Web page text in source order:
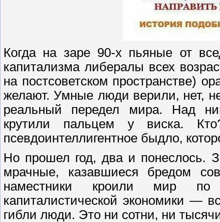
Когда на заре 90-х пьяные от
капитализма либералы всех
на постсоветском пространстве)
желают. Умные люди верили, нет,
реальный передел мира. Над
крутили пальцем у виска.
псевдоинтеллигентное быдло,
Но прошел год, два и понеслось.
мрачные, казавшиеся бредом
наместники кроили мир
капиталистической экономики —
гибли люди. Это ни сотни, ни